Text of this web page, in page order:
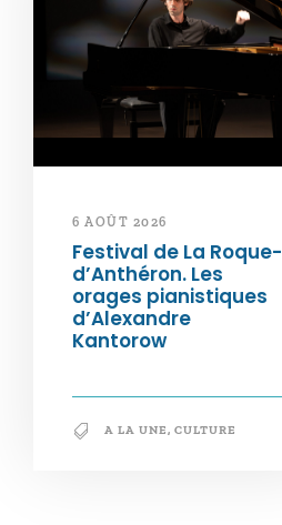
6 AOÛT 2026
Festival de La Roque-
d’Anthéron. Les
orages pianistiques
d’Alexandre
Kantorow
A LA UNE, CULTURE